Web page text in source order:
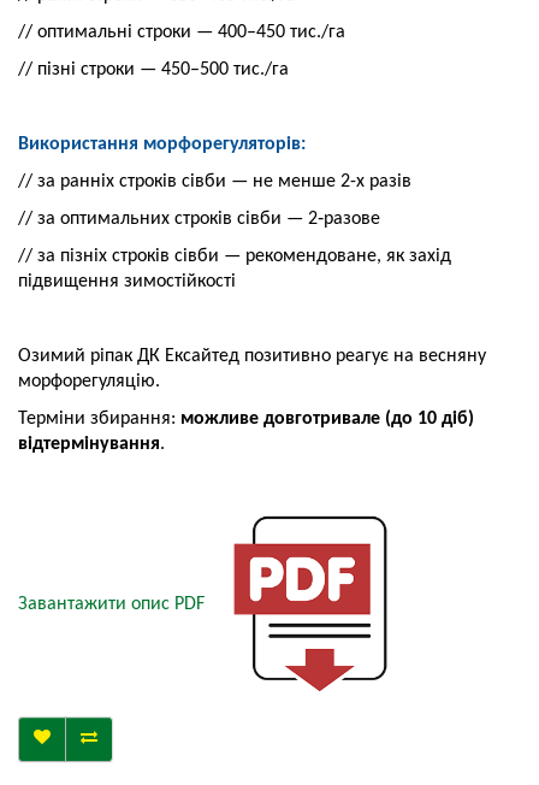
// оптимальні строки — 400–450 тис./га
// пізні строки — 450–500 тис./га
Використання морфорегуляторів:
// за ранніх строків сівби — не менше 2-х разів
// за оптимальних строків сівби — 2‑разове
// за пізніх строків сівби — рекомендоване, як захід
підвищення зимостійкості
Озимий ріпак ДК Ексайтед позитивно реагує на весняну
морфорегуляцію.
Терміни збирання: можливе довготривале (до 10 діб)
відтермінування.
Завантажити опис PDF